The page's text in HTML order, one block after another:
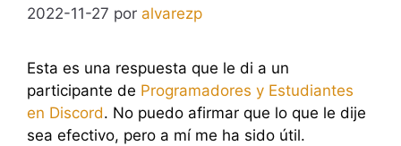
2022-11-27 por alvarezp
Esta es una respuesta que le di a un
participante de Programadores y Estudiantes
en Discord. No puedo afirmar que lo que le dije
sea efectivo, pero a mí me ha sido útil.